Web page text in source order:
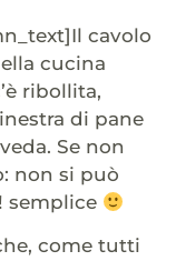
Il cavolo
cucina
ribollita,
di pane
Se non
non si può
semplice
come tutti